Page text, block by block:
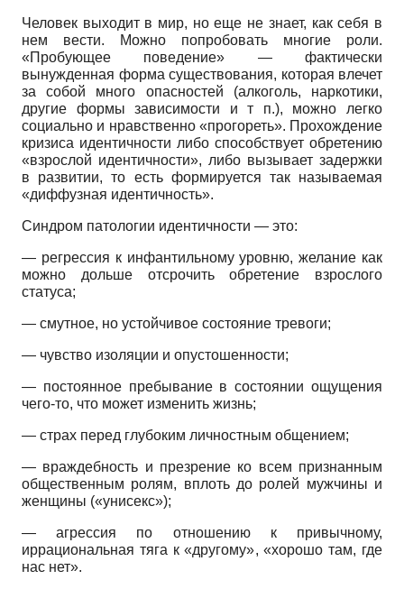
Человек выходит в мир, но еще не знает, как себя в
нем вести. Можно попробовать многие роли.
«Пробующее поведение» — фактически
вынужденная форма существования, которая влечет
за собой много опасностей (алкоголь, наркотики,
другие формы зависимости и т п.), можно легко
социально и нравственно «прогореть». Прохождение
кризиса идентичности либо способствует обретению
«взрослой идентичности», либо вызывает задержки
в развитии, то есть формируется так называемая
«диффузная идентичность».
Синдром патологии идентичности — это:
— регрессия к инфантильному уровню, желание как
можно дольше отсрочить обретение взрослого
статуса;
— смутное, но устойчивое состояние тревоги;
— чувство изоляции и опустошенности;
— постоянное пребывание в состоянии ощущения
чего-то, что может изменить жизнь;
— страх перед глубоким личностным общением;
— враждебность и презрение ко всем признанным
общественным ролям, вплоть до ролей мужчины и
женщины («унисекс»);
— агрессия по отношению к привычному,
иррациональная тяга к «другому», «хорошо там, где
нас нет».